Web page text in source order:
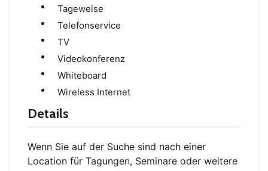
Tageweise
Telefonservice
TV
Videokonferenz
Whiteboard
Wireless Internet
Details
Wenn Sie auf der Suche sind nach einer
Location für Tagungen, Seminare oder weitere